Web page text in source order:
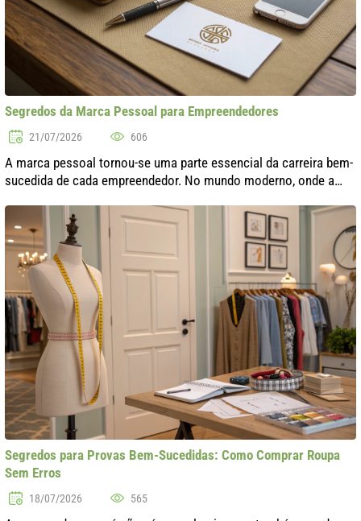
Segredos da Marca Pessoal para Empreendedores
21/07/2026 606
A marca pessoal tornou-se uma parte essencial da carreira bem-
sucedida de cada empreendedor. No mundo moderno, onde a
únicas é um passo imp..
Segredos para Provas Bem-Sucedidas: Como Comprar Roupa
Sem Erros
18/07/2026 565